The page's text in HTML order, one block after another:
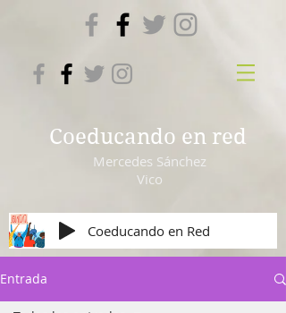
Coeducando en red
Mercedes Sánchez
Vico
Coeducando en Red
Entrada